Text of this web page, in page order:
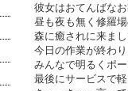
彼女はおてんばなお
昼も夜も無く修羅
森に癒されに来まし
今日の作業が終わり
みんなで明るくポー
最後にサービスで